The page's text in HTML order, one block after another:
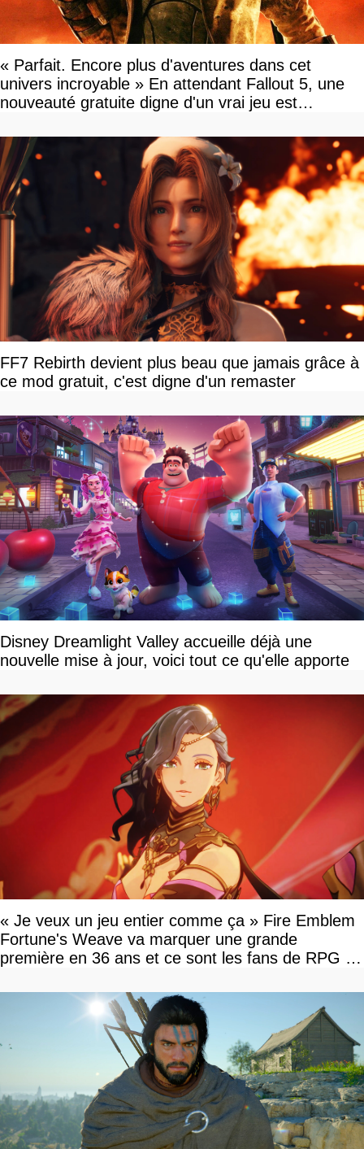
« Parfait. Encore plus d'aventures dans cet
univers incroyable » En attendant Fallout 5, une
nouveauté gratuite digne d'un vrai jeu est
FF7 Rebirth devient plus beau que jamais grâce à
ce mod gratuit, c'est digne d'un remaster
Disney Dreamlight Valley accueille déjà une
nouvelle mise à jour, voici tout ce qu'elle apporte
« Je veux un jeu entier comme ça » Fire Emblem
Fortune's Weave va marquer une grande
première en 36 ans et ce sont les fans de RPG en